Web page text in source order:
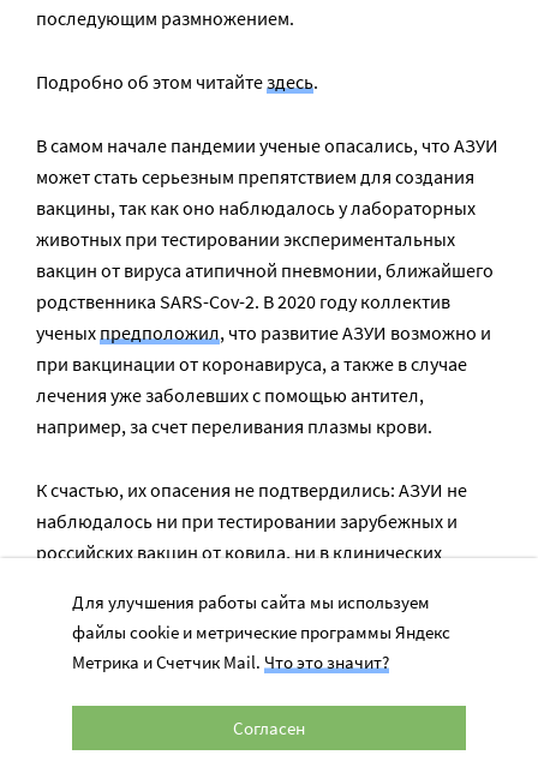
последующим размножением.
Подробно об этом читайтездесь.
В самом начале пандемии ученые опасались, что АЗУИ
может стать серьезным препятствием для создания
вакцины, так как оно наблюдалось у лабораторных
животных при тестировании экспериментальных
вакцин от вируса атипичной пневмонии, ближайшего
родственника SARS-Cov-2. В 2020 году коллектив
ученых предположил, что развитие АЗУИ возможно и
при вакцинации от коронавируса, а также в случае
лечения уже заболевших с помощью антител,
например, за счет переливания плазмы крови.
К счастью, их опасения не подтвердились: АЗУИ не
наблюдалось ни при тестировании зарубежных и
российских вакцин от ковида, ни в клинических
Сейчас разными вакцинами от SARS-CoV-2 привиты
уже миллионы жителей земного шара, так что можно с
уверенностью утверждать, что антитела к вирусу
работают в наших интересах, а не помогают патогену.
Для улучшения работы сайта мы используем
файлы cookie и метрические программы Яндекс
Метрика и Счетчик Mail. Что это значит?
Согласен